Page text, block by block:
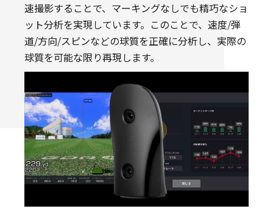
速撮影することで、マーキングなしでも精巧なショ
ット分析を実現しています。このことで、速度/弾
道/方向/スピンなどの球質を正確に分析し、実際の
球質を可能な限り再現します。